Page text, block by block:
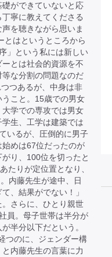
ができていないと応
寧に教えてくださる
を聴きながら思いま
はというところから
」という私には新しい
とは社会的資源を不
な分割の問題なのだ
つあるが、中身は非
こと。15歳での男女
学での専攻では男女
生、工学は建築では
いるが、圧倒的に男子
めは67位だったのが
がり、100位を切ったと
たりが定位置となり、
内藤先生が途中、日
、結果がでない！」
さらに、ひとり親世
員。母子世帯は半分が
半分以下だという。
つのに、ジェンダー構
内藤先生の言葉に力